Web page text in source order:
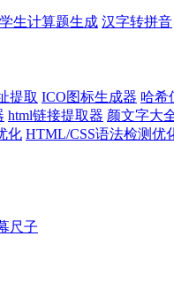
生计算题生成 汉字转拼音
提取 ICO图标生成器 哈希
html链接提取器 颜文字大
化 HTML/CSS语法检测优
尺子